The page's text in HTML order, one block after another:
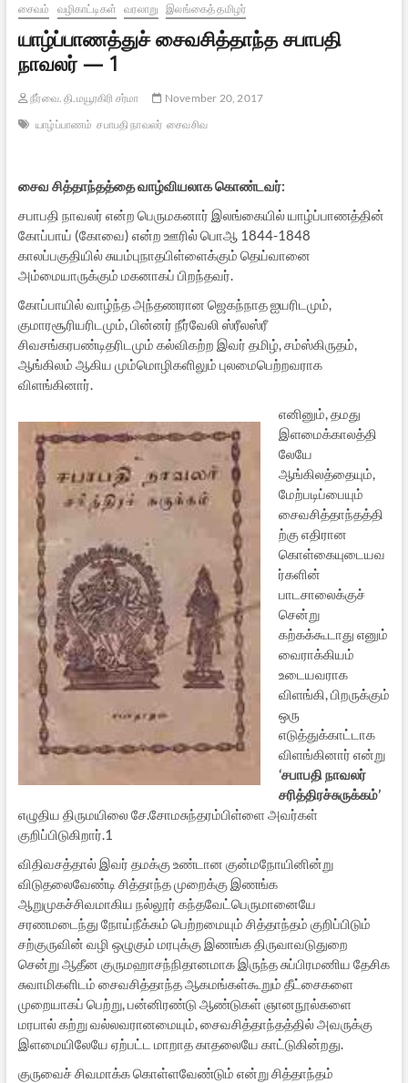
சைவம் வழிகாட்டிகள் வரலாறு இலங்கைத் தமிழர்
யாழ்ப்பாணத்துச் சைவசித்தாந்த சபாபதி
நாவலர் — 1
நீர்வை. தி.மயூரகிரி சர்மா
November 20, 2017
யாழ்ப்பாணம் சபாபதி நாவலர் சைவசிவ
சைவ சித்தாந்தத்தை வாழ்வியலாக கொண்டவர்:
சபாபதி நாவலர் என்ற பெருமகனார் இலங்கையில் யாழ்ப்பாணத்தின்
கோப்பாய் (கோவை) என்ற ஊரில் பொஆ 1844-1848
காலப்பகுதியில் சுயம்புநாதபிள்ளைக்கும் தெய்வானை
அம்மையாருக்கும் மகனாகப் பிறந்தவர்.
கோப்பாயில் வாழ்ந்த அந்தணரான ஜெகந்நாத ஐயரிடமும்,
குமாரசூரியரிடமும், பின்னர் நீர்வேலி ஸ்ரீலஸ்ரீ
சிவசங்கரபண்டிதரிடமும் கல்விகற்ற இவர் தமிழ், சம்ஸ்கிருதம்,
ஆங்கிலம் ஆகிய மும்மொழிகளிலும் புலமைபெற்றவராக
விளங்கினார்.
எனினும், தமது
இளமைக்காலத்தி
லேயே
ஆங்கிலத்தையும்,
மேற்படிப்பையும்
சைவசித்தாந்தத்தி
ற்கு எதிரான
கொள்கையுடையவ
ர்களின்
பாடசாலைக்குச்
சென்று
கற்கக்கூடாது எனும்
வைராக்கியம்
உடையவராக
விளங்கி, பிறருக்கும்
ஒரு
எடுத்துக்காட்டாக
விளங்கினார் என்று
‘சபாபதி நாவலர்
சரித்திரச்சுருக்கம்’
எழுதிய திருமயிலை சே.சோமசுந்தரம்பிள்ளை அவர்கள்
குறிப்பிடுகிறார்.1
விதிவசத்தால் இவர் தமக்கு உண்டான குன்மநோயினின்று
விடுதலைவேண்டி சித்தாந்த முறைக்கு இணங்க
ஆறுமுகச்சிவமாகிய நல்லூர் கந்தவேட்பெருமானையே
சரணமடைந்து நோய்நீக்கம் பெற்றமையும் சித்தாந்தம் குறிப்பிடும்
சற்குருவின் வழி ஒழுகும் மரபுக்கு இணங்க திருவாவடுதுறை
சென்று ஆதீன குருமஹாசந்நிதானமாக இருந்த சுப்பிரமணிய தேசிக
சுவாமிகளிடம் சைவசித்தாந்த ஆகமங்கள்கூறும் தீட்சைகளை
முறையாகப் பெற்று, பன்னிரண்டு ஆண்டுகள் ஞானநூல்களை
மரபால் கற்று வல்லவரானமையும், சைவசித்தாந்தத்தில் அவருக்கு
இளமையிலேயே ஏற்பட்ட மாறாத காதலையே காட்டுகின்றது.
குருவைச் சிவமாக்க கொள்ளவேண்டும் என்று சித்தாந்தம்